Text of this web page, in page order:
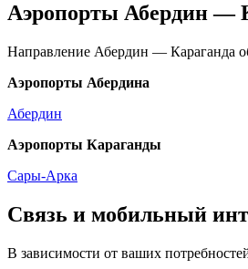
Аэропорты Абердин —
Направление Абердин — Караганда
Аэропорты Абердина
Абердин
Аэропорты Караганды
Сары-Арка
Связь и мобильный
В зависимости от ваших